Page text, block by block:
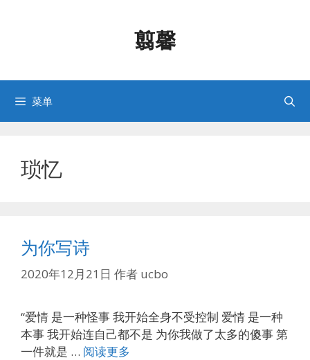
翦馨
菜单
琐忆
为你写诗
2020年12月21日 作者 ucbo
“爱情 是一种怪事 我开始全身不受控制 爱情 是一种
本事 我开始连自己都不是 为你我做了太多的傻事 第
一件就是 … 阅读更多